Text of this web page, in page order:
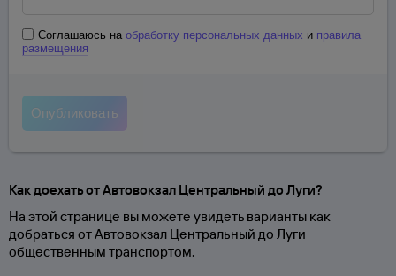
Соглашаюсь на обработку персональных данных и правила
размещения
Как доехать от Автовокзал Центральный до Луги?
На этой странице вы можете увидеть варианты как
добраться от Автовокзал Центральный до Луги
общественным транспортом.